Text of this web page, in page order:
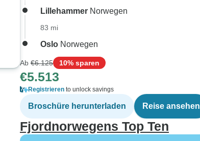
Lillehammer Norwegen
83 mi
Oslo Norwegen
Ab €6.125 10% sparen
€5.513
Registrieren to unlock savings
Broschüre herunterladen Reise ansehen
Fjordnorwegens Top Ten